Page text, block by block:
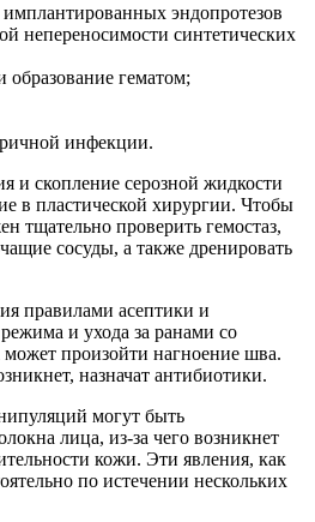
эндопротезов
непереносимости синтетических
образование гематом;
инфекции.
и скопление серозной жидкости
в пластической хирургии. Чтобы
тщательно проверить гемостаз,
сосуды, а также дренировать
правилами асептики и
и ухода за ранами со
произойти нагноение шва.
назначат антибиотики.
могут быть
лица, из-за чего возникнет
кожи. Эти явления, как
по истечении нескольких